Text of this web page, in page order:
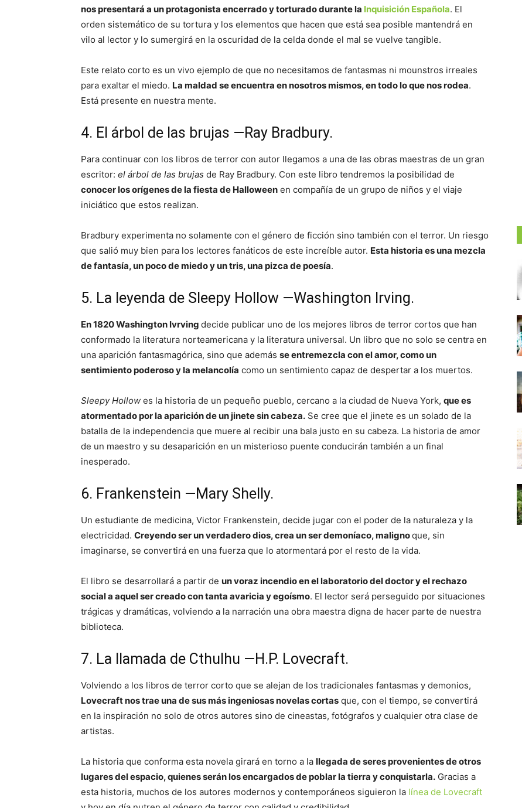
nos presentará a un protagonista encerrado y torturado durante la Inquisición Española. El
orden sistemático de su tortura y los elementos que hacen que está sea posible mantendrá en
vilo al lector y lo sumergirá en la oscuridad de la celda donde el mal se vuelve tangible.
Este relato corto es un vivo ejemplo de que no necesitamos de fantasmas ni mounstros irreales
para exaltar el miedo. La maldad se encuentra en nosotros mismos, en todo lo que nos rodea.
Está presente en nuestra mente.
4. El árbol de las brujas —Ray Bradbury.
Para continuar con los libros de terror con autor llegamos a una de las obras maestras de un gran
escritor: el árbol de las brujas de Ray Bradbury. Con este libro tendremos la posibilidad de
conocer los orígenes de la fiesta de Halloween en compañía de un grupo de niños y el viaje
iniciático que estos realizan.
Bradbury experimenta no solamente con el género de ficción sino también con el terror. Un riesgo
que salió muy bien para los lectores fanáticos de este increíble autor. Esta historia es una mezcla
de fantasía, un poco de miedo y un tris, una pizca de poesía.
5. La leyenda de Sleepy Hollow —Washington Irving.
En 1820 Washington Ivrving decide publicar uno de los mejores libros de terror cortos que han
conformado la literatura norteamericana y la literatura universal. Un libro que no solo se centra en
una aparición fantasmagórica, sino que además se entremezcla con el amor, como un
sentimiento poderoso y la melancolía como un sentimiento capaz de despertar a los muertos.
Sleepy Hollow es la historia de un pequeño pueblo, cercano a la ciudad de Nueva York, que es
atormentado por la aparición de un jinete sin cabeza. Se cree que el jinete es un solado de la
batalla de la independencia que muere al recibir una bala justo en su cabeza. La historia de amor
de un maestro y su desaparición en un misterioso puente conducirán también a un final
inesperado.
6. Frankenstein —Mary Shelly.
Un estudiante de medicina, Victor Frankenstein, decide jugar con el poder de la naturaleza y la
electricidad. Creyendo ser un verdadero dios, crea un ser demoníaco, malignoque, sin
imaginarse, se convertirá en una fuerza que lo atormentará por el resto de la vida.
El libro se desarrollará a partir de un voraz incendio en el laboratorio del doctor y el rechazo
social a aquel ser creado con tanta avaricia y egoísmo. El lector será perseguido por situaciones
trágicas y dramáticas, volviendo a la narración una obra maestra digna de hacer parte de nuestra
biblioteca.
7. La llamada de Cthulhu —H.P. Lovecraft.
Volviendo a los libros de terror corto que se alejan de los tradicionales fantasmas y demonios,
Lovecraft nos trae una de sus más ingeniosas novelas cortas que, con el tiempo, se convertirá
en la inspiración no solo de otros autores sino de cineastas, fotógrafos y cualquier otra clase de
artistas.
La historia que conforma esta novela girará en torno a la llegada de seres provenientes de otros
lugares del espacio, quienes serán los encargados de poblar la tierra y conquistarla. Gracias a
esta historia, muchos de los autores modernos y contemporáneos siguieron la línea de Lovecraft